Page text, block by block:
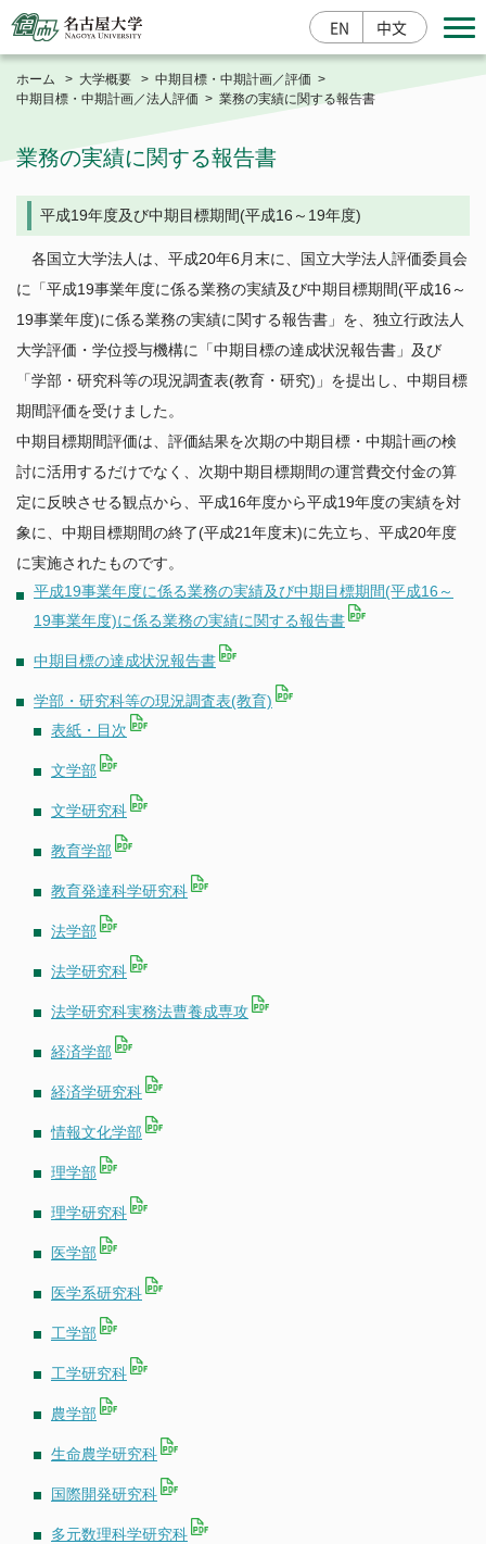
EN 中文
寄附する
入学案内 研究成果情報 産学官連携
大学概要
総長室
基本情報
栄誉・称号
大学の取組
中期目標・中期計画／評価
公表事項など
情報公開/個人情報保護
広報
公開データベース
学部・大学院・その他
学部
大学院
教育研究組織等
附置研究所
学内共同教育研究施設等
学内コンソーシアム
運営支援組織
全学技術センター
教育・学生支援
ポリシー
学年暦
カリキュラム・授業・履修
特色ある教育プログラム
経済支援（授業料等免除・奨学金）
学生の表彰
課外活動
その他キャンパスライフ
各種証明書の発行
健康管理・相談窓口
研究活動
研究活動
産学官連携（共同研究・知的財産）
研究安全管理
若手研究者支援
社会との連携
社会貢献事業
名古屋大学発ベンチャー
名古屋大学への寄附について
卒業生に関する情報について
公開施設／大学見学
ネーミングライツ（命名権）事業募集について
国際展開・留学
国際展開について
留学について
ニュース
アクセス
キャンパスマップ
お問い合わせ
サイトポリシー
教職員公募
東海国立大学機構
法人職員採用情報
ホーム 大学概要
中期目標・中期計画／評価
中期目標・中期計画／法人評価
業務の実績に関する報告書
業務の実績に関する報告書
平成19年度及び中期目標期間(平成16～19年度)
各国立大学法人は、平成20年6月末に、国立大学法人評価委員会
に「平成19事業年度に係る業務の実績及び中期目標期間(平成16～
19事業年度)に係る業務の実績に関する報告書」を、独立行政法人
大学評価・学位授与機構に「中期目標の達成状況報告書」及び
「学部・研究科等の現況調査表(教育・研究)」を提出し、中期目標
期間評価を受けました。
中期目標期間評価は、評価結果を次期の中期目標・中期計画の検
討に活用するだけでなく、次期中期目標期間の運営費交付金の算
定に反映させる観点から、平成16年度から平成19年度の実績を対
象に、中期目標期間の終了(平成21年度末)に先立ち、平成20年度
に実施されたものです。
平成19事業年度に係る業務の実績及び中期目標期間(平成16～
19事業年度)に係る業務の実績に関する報告書
中期目標の達成状況報告書
学部・研究科等の現況調査表(教育)
表紙・目次
文学部
文学研究科
教育学部
教育発達科学研究科
法学部
法学研究科
法学研究科実務法曹養成専攻
経済学部
経済学研究科
情報文化学部
理学部
理学研究科
医学部
医学系研究科
工学部
工学研究科
農学部
生命農学研究科
国際開発研究科
多元数理科学研究科